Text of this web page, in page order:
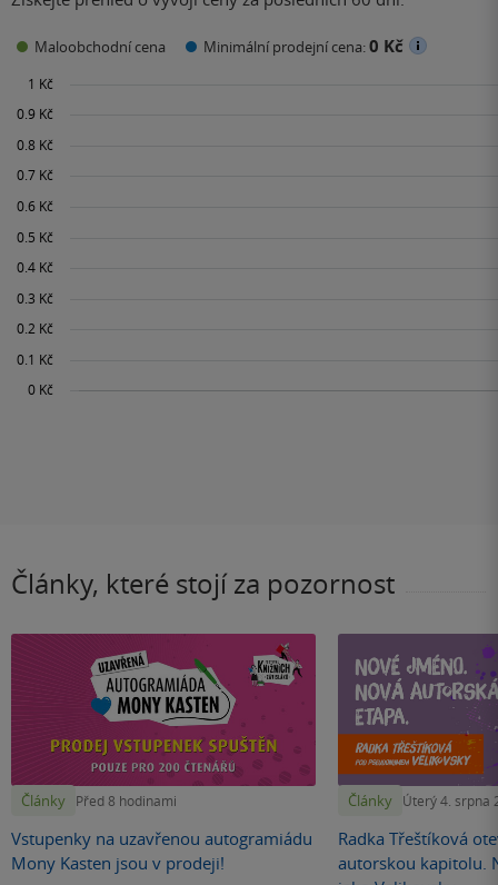
Maloobchodní cena Minimální prodejní cena:0 Kč
Články, které stojí za pozornost
Články Před 8 hodinami
Vstupenky na uzavřenou autogramiádu
Mony Kasten jsou v prodeji!
Články Úterý 4. srpna
Radka Třeštíková
autorskou kapitolu.